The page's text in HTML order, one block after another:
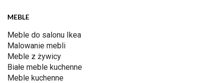
MEBLE
Meble do salonu Ikea
Malowanie mebli
Meble z żywicy
Białe meble kuchenne
Meble kuchenne